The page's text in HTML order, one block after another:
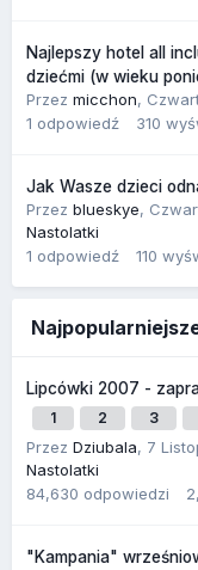
Najlepszy hotel all
dziećmi (w wieku
Przez micchon,
1 odpowiedź 310
Jak Wasze dzieci
Przez blueskye,
Nastolatki
1 odpowiedź 110
Lipcówki 2007 -
1 2 3
Przez Dziubala, 7
Nastolatki
84,630 odpowiedzi
"Kampania"